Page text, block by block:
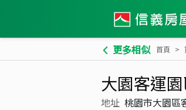
更多相似 首頁
大園客運
地址 桃園市大園區